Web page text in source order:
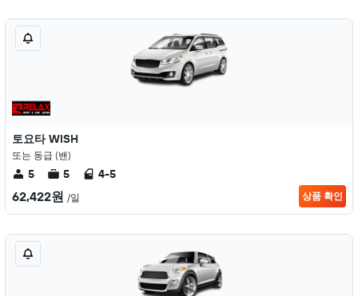
토요타 WISH
또는 동급 (밴)
5 5 4-5
62,422원 /일 상품 확인